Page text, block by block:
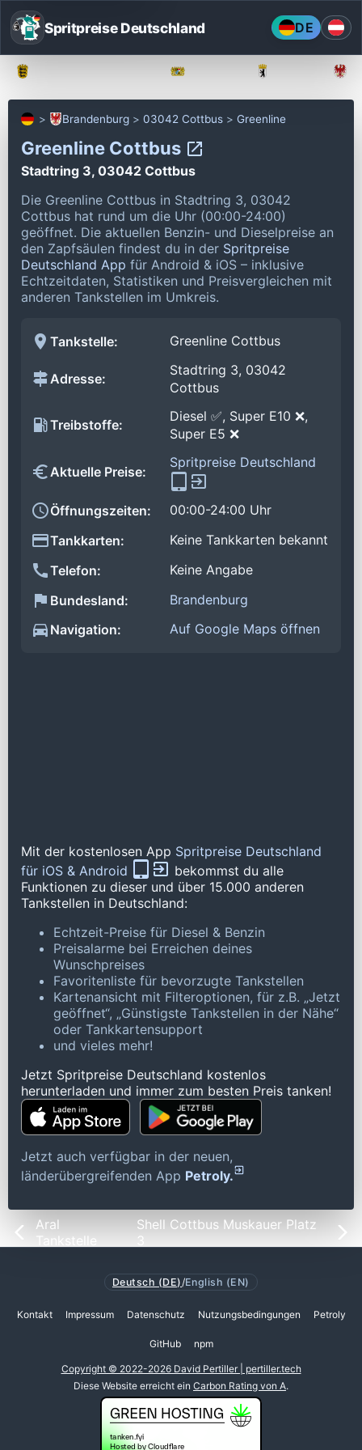
Spritpreise Deutschland DE
Brandenburg 03042 Cottbus Greenline
Greenline Cottbus
Stadtring 3, 03042 Cottbus
Die Greenline Cottbus in Stadtring 3, 03042
Cottbus hat rund um die Uhr (00:00-24:00)
geöffnet. Die aktuellen Benzin- und Dieselpreise an
den Zapfsäulen findest du in der Spritpreise
Deutschland App für Android & iOS – inklusive
Echtzeitdaten, Statistiken und Preisvergleichen mit
anderen Tankstellen im Umkreis.
Tankstelle: Greenline Cottbus
Adresse:
Stadtring 3, 03042
Cottbus
Treibstoffe:
Diesel ✅, Super E10 ❌,
Super E5 ❌
Aktuelle Preise:
Spritpreise Deutschland
Öffnungszeiten:
00:00-24:00 Uhr
Tankkarten:
Keine Tankkarten bekannt
Telefon:
Keine Angabe
Bundesland:
Brandenburg
Navigation:
Auf Google Maps öffnen
Mit der kostenlosen App Spritpreise Deutschland
für iOS & Android
bekommst du alle
Funktionen zu dieser und über 15.000 anderen
Tankstellen in Deutschland:
Echtzeit-Preise für Diesel & Benzin
Preisalarme bei Erreichen deines
Wunschpreises
Favoritenliste für bevorzugte Tankstellen
Kartenansicht mit Filteroptionen, für z.B. „Jetzt
geöffnet“, „Günstigste Tankstellen in der Nähe“
oder Tankkartensupport
und vieles mehr!
Jetzt Spritpreise Deutschland kostenlos
herunterladen und immer zum besten Preis tanken!
Jetzt auch verfügbar in der neuen,
länderübergreifenden App Petroly.
Aral
Tankstelle
Shell Cottbus Muskauer Platz
3
Deutsch (DE) /English (EN)
Kontakt Impressum Datenschutz Nutzungsbedingungen Petroly
GitHub npm
Copyright © 2022-2026 David Pertiller | pertiller.tech
Diese Website erreicht ein Carbon Rating von A.